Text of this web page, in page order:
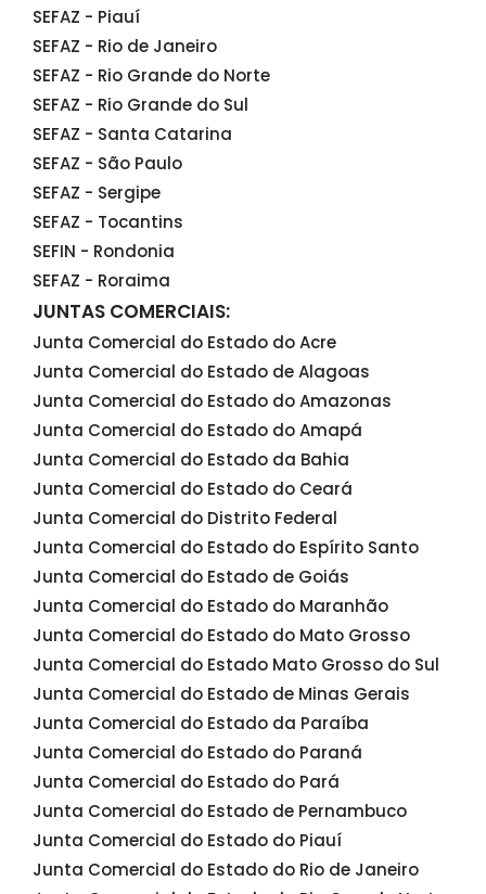
SEFAZ - Piauí
SEFAZ - Rio de Janeiro
SEFAZ - Rio Grande do Norte
SEFAZ - Rio Grande do Sul
SEFAZ - Santa Catarina
SEFAZ - São Paulo
SEFAZ - Sergipe
SEFAZ - Tocantins
SEFIN - Rondonia
SEFAZ - Roraima
JUNTAS COMERCIAIS:
Junta Comercial do Estado do Acre
Junta Comercial do Estado de Alagoas
Junta Comercial do Estado do Amazonas
Junta Comercial do Estado do Amapá
Junta Comercial do Estado da Bahia
Junta Comercial do Estado do Ceará
Junta Comercial do Distrito Federal
Junta Comercial do Estado do Espírito Santo
Junta Comercial do Estado de Goiás
Junta Comercial do Estado do Maranhão
Junta Comercial do Estado do Mato Grosso
Junta Comercial do Estado Mato Grosso do Sul
Junta Comercial do Estado de Minas Gerais
Junta Comercial do Estado da Paraíba
Junta Comercial do Estado do Paraná
Junta Comercial do Estado do Pará
Junta Comercial do Estado de Pernambuco
Junta Comercial do Estado do Piauí
Junta Comercial do Estado do Rio de Janeiro